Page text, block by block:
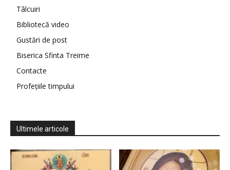
Tâlcuiri
Bibliotecă video
Gustări de post
Biserica Sfinta Treime
Contacte
Profețiile timpului
Ultimele articole